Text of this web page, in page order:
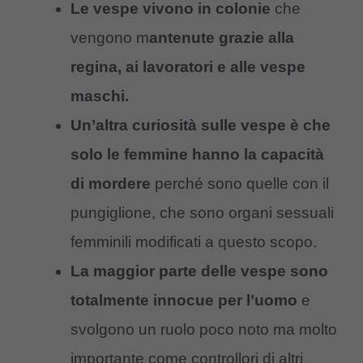
Le vespe vivono in colonie che
vengono mantenute grazie alla
regina, ai lavoratori e alle vespe
maschi.
Un’altra curiosità sulle vespe è che
solo le femmine hanno la capacità
di mordere perché sono quelle con il
pungiglione, che sono organi sessuali
femminili modificati a questo scopo.
La maggior parte delle vespe sono
totalmente innocue per l’uomo e
svolgono un ruolo poco noto ma molto
importante come controllori di altri